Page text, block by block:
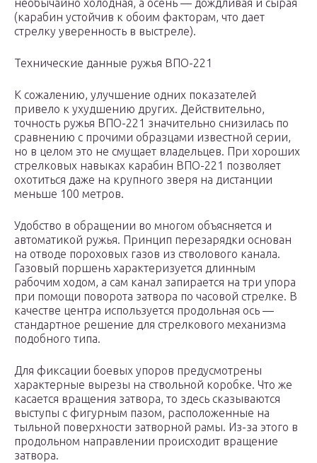
необычайно холодная, а осень — дождливая и сырая
(карабин устойчив к обоим факторам, что дает
стрелку уверенность в выстреле).
Технические данные ружья ВПО-221
К сожалению, улучшение одних показателей
привело к ухудшению других. Действительно,
точность ружья ВПО-221 значительно снизилась по
сравнению с прочими образцами известной серии,
но в целом это не смущает владельцев. При хороших
стрелковых навыках карабин ВПО-221 позволяет
охотиться даже на крупного зверя на дистанции
меньше 100 метров.
Удобство в обращении во многом объясняется и
автоматикой ружья. Принцип перезарядки основан
на отводе пороховых газов из стволового канала.
Газовый поршень характеризуется длинным
рабочим ходом, а сам канал запирается на три упора
при помощи поворота затвора по часовой стрелке. В
качестве центра используется продольная ось —
стандартное решение для стрелкового механизма
подобного типа.
Для фиксации боевых упоров предусмотрены
характерные вырезы на ствольной коробке. Что же
касается вращения затвора, то здесь сказываются
выступы с фигурным пазом, расположенные на
тыльной поверхности затворной рамы. Из-за этого в
продольном направлении происходит вращение
затвора.